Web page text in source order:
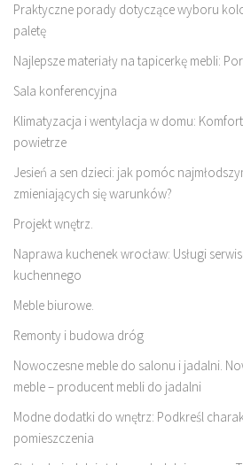
Praktyczne porady dotyczące wyboru
paletę
Najlepsze materiały na tapicerkę mebli:
Sala konferencyjna
Klimatyzacja i wentylacja w domu:
powietrze
Jesień a sen dzieci: jak pomóc
zmieniających się warunków?
Projekt wnętrz.
Naprawa kuchenek wrocław: Usługi
kuchennego
Meble biurowe.
Remonty i budowa dróg
Nowoczesne meble do salonu i jadalni.
meble – producent mebli do jadalni
Modne dodatki do wnętrz: Podkreśl
pomieszczenia